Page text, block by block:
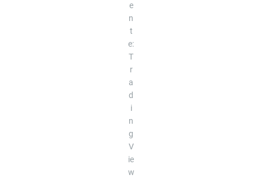
e
n
t
e:
T
r
a
d
i
n
g
V
ie
w